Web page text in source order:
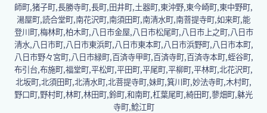
師町,猪子町,長勝寺町,長町,田井町,土器町,東沖野,東今崎町,東中野町,
湯屋町,読合堂町,南花沢町,南須田町,南清水町,南菩提寺町,如来町,能
登川町,梅林町,柏木町,八日市金屋,八日市松尾町,八日市上之町,八日市
清水,八日市町,八日市東浜町,八日市東本町,八日市浜野町,八日市本町,
八日市野々宮町,八日市緑町,百済寺甲町,百済寺町,百済寺本町,蛭谷町,
布引台,布施町,福堂町,平松町,平田町,平尾町,平柳町,平林町,北花沢町,
北坂町,北須田町,北清水町,北菩提寺町,妹町,箕川町,妙法寺町,木村町,
野口町,野村町,林町,林田町,鈴町,和南町,杠葉尾町,綺田町,蓼畑町,躰光
寺町,鯰江町